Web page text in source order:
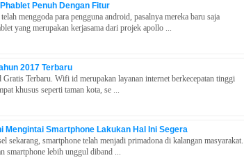
Penuh Dengan Fitur
menggoda para pengguna android, pasalnya mereka baru saja
yang merupakan kerjasama dari projek apollo ...
2017 Terbaru
Terbaru. Wifi id merupakan layanan internet berkecepatan tinggi
khusus seperti taman kota, se ...
Mengintai Smartphone Lakukan Hal Ini Segera
sekarang, smartphone telah menjadi primadona di kalangan masyarakat.
smartphone lebih unggul diband ...